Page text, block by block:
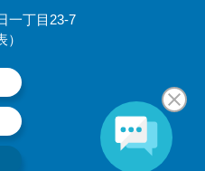
一丁目23-7